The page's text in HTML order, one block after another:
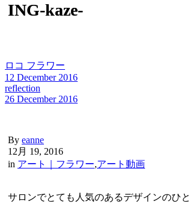
ING-kaze-
ロコ フラワー
12 December 2016
reflection
26 December 2016
By eanne
12月 19, 2016
in アート｜フラワー,アート動画
サロンでとても人気のあるデザインのひ